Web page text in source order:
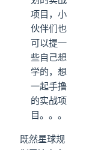
项目，小
伙伴们也
可以提一
些自己想
学的，想
一起手撸
的实战项
目。。。
既然星球规